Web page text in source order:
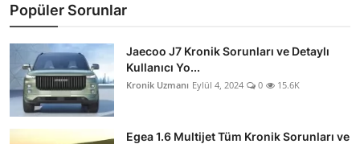
Popüler Sorunlar
Jaecoo J7 Kronik Sorunları ve Detaylı
Kullanıcı Yo...
Kronik Uzmanı Eylül 4, 2024 0 15.6K
Egea 1.6 Multijet Tüm Kronik Sorunları ve